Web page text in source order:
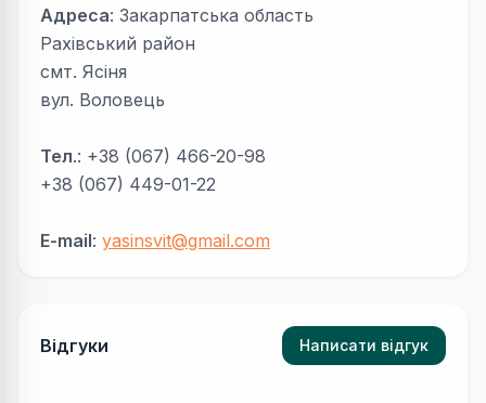
Адреса: Закарпатська область
Рахівський район
смт. Ясіня
вул. Воловець
Тел.: +38 (067) 466-20-98
+38 (067) 449-01-22
E-mail: yasinsvit@gmail.com
Відгуки Написати відгук